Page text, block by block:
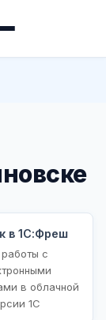
в 1С:Фреш
с
в облачной
1С